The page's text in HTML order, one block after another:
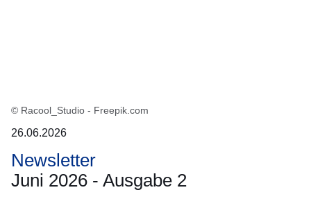
© Racool_Studio - Freepik.com
26.06.2026
Newsletter
Juni 2026 - Ausgabe 2